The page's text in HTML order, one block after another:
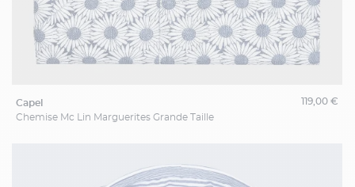
capel
Chemise Mc Lin Marguerites Grande Taille
119,00 €